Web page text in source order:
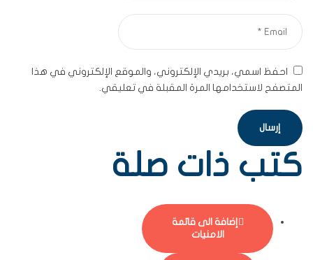
احفظ اسمي، بريدي الإلكتروني، والموقع الإلكتروني في هذا
المتصفح لاستخدامها المرة المقبلة في تعليقي.
كتب ذات صلة
إضافة الى قائمة
الامنيات